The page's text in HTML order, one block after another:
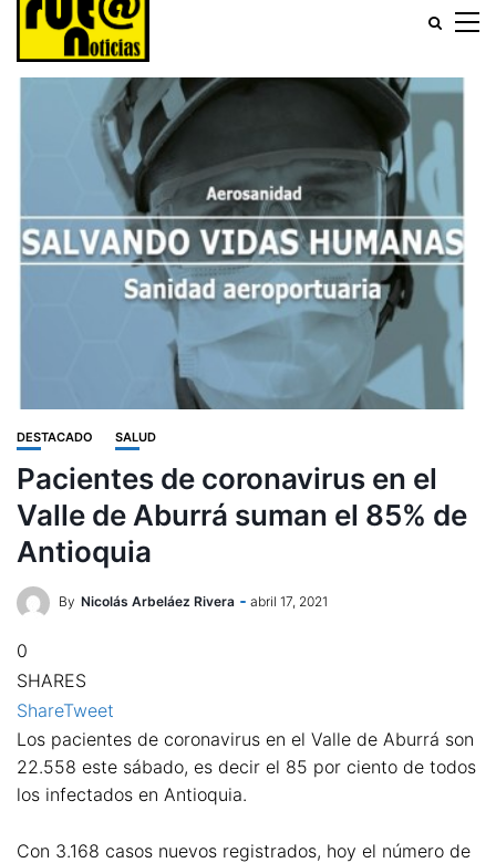
DESTACADO SALUD
Pacientes de coronavirus en el
Valle de Aburrá suman el 85% de
Antioquia
By Nicolás Arbeláez Rivera abril 17, 2021
0
SHARES
ShareTweet
Los pacientes de coronavirus en el Valle de Aburrá son
22.558 este sábado, es decir el 85 por ciento de todos
los infectados en Antioquia.
Con 3.168 casos nuevos registrados, hoy el número de